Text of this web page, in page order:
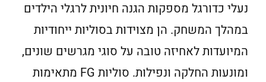
נעלי כדורגל מספקות הגנה חיונית לרגלי הילדים
במהלך המשחק. הן מצוידות בסוליות ייחודיות
המיועדות לאחיזה טובה על סוגי מגרשים שונים,
ומונעות החלקה ונפילות. סוליות FG מתאימות